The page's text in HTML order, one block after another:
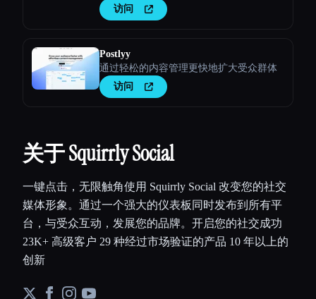
访问
Postlyy
通过轻松的内容管理更快地扩大受众群体
访问
关于 Squirrly Social
一键点击，无限触角使用 Squirrly Social 改变您的社交
媒体形象。通过一个强大的仪表板同时发布到所有平
台，与受众互动，发展您的品牌。开启您的社交成功
23K+ 高级客户 29 种经过市场验证的产品 10 年以上的
创新